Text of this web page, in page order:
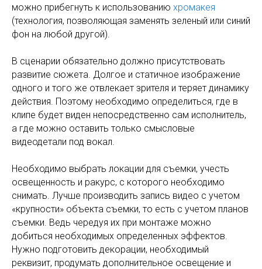
можно прибегнуть к использованию хромакея
(технология, позволяющая заменять зеленый или синий
фон на любой другой).
В сценарии обязательно должно присутствовать
развитие сюжета. Долгое и статичное изображение
одного и того же отвлекает зрителя и теряет динамику
действия. Поэтому необходимо определиться, где в
клипе будет виден непосредственно сам исполнитель,
а где можно оставить только смысловые
видеодетали под вокал.
Необходимо выбрать локации для съемки, учесть
освещенность и ракурс, с которого необходимо
снимать. Лучше производить запись видео с учетом
«крупности» объекта съемки, то есть с учетом планов
съемки. Ведь чередуя их при монтаже можно
добиться необходимых определенных эффектов.
Нужно подготовить декорации, необходимый
реквизит, продумать дополнительное освещение и